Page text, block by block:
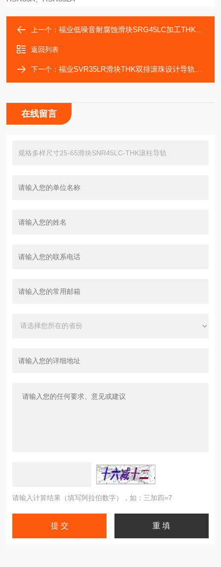
上一个：福业低噪音耐腐蚀滑块SRG45LC加工THK滚珠滑块
返回列表
下一个：福业SVR35LR滑块THK双排滚珠设计导轨支持期货
在线留言
请输入计算结果（填写阿拉伯数字），如：三加四=7